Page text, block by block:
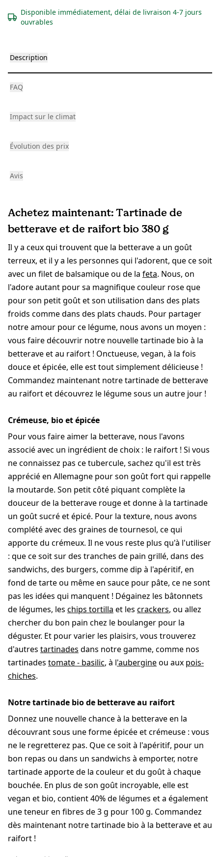
Disponible immédiatement, délai de livraison 4-7 jours
ouvrables
Description
FAQ
Impact sur le climat
Évolution des prix
Avis
Achetez maintenant: Tartinade de
betterave et de raifort bio 380 g
Il y a ceux qui trouvent que la betterave a un goût
terreux, et il y a les personnes qui l'adorent, que ce soit
avec un filet de balsamique ou de la feta. Nous, on
l'adore autant pour sa magnifique couleur rose que
pour son petit goût et son utilisation dans des plats
froids comme dans des plats chauds. Pour partager
notre amour pour ce légume, nous avons un moyen :
vous faire découvrir notre nouvelle tartinade bio à la
betterave et au raifort ! Onctueuse, vegan, à la fois
douce et épicée, elle est tout simplement délicieuse !
Commandez maintenant notre tartinade de betterave
au raifort et découvrez le légume sous un autre jour !
Crémeuse, bio et épicée
Pour vous faire aimer la betterave, nous l'avons
associé avec un ingrédient de choix : le raifort ! Si vous
ne connaissez pas ce tubercule, sachez qu'il est très
apprécié en Allemagne pour son goût fort qui rappelle
la moutarde. Son petit côté piquant complète la
douceur de la betterave rouge et donne à la tartinade
un goût sucré et épicé. Pour la texture, nous avons
complété avec des graines de tournesol, ce qui
apporte du crémeux. Il ne vous reste plus qu'à l'utiliser
: que ce soit sur des tranches de pain grillé, dans des
sandwichs, des burgers, comme dip à l'apéritif, en
fond de tarte ou même en sauce pour pâte, ce ne sont
pas les idées qui manquent ! Dégainez les bâtonnets
de légumes, les chips tortilla et les crackers, ou allez
chercher du bon pain chez le boulanger pour la
déguster. Et pour varier les plaisirs, vous trouverez
d'autres tartinades dans notre gamme, comme nos
tartinades tomate - basilic, à l'aubergineou aux pois-
chiches.
Notre tartinade bio de betterave au raifort
Donnez une nouvelle chance à la betterave en la
découvrant sous une forme épicée et crémeuse : vous
ne le regretterez pas. Que ce soit à l'apéritif, pour un
bon repas ou dans un sandwichs à emporter, notre
tartinade apporte de la couleur et du goût à chaque
bouchée. En plus de son goût incroyable, elle est
vegan et bio, contient 40% de légumes et a également
une teneur en fibres de 3 g pour 100 g. Commandez
dès maintenant notre tartinade bio à la betterave et au
raifort !